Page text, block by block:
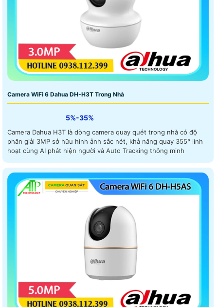
Camera WiFi 6 Dahua DH-H3T Trong Nhà
5%-35%
Camera Dahua H3T là dòng camera quay quét trong nhà có độ
phân giải 3MP sở hữu hình ảnh sắc nét, khả năng quay 355° linh
hoạt cùng AI phát hiện người và Auto Tracking thông minh